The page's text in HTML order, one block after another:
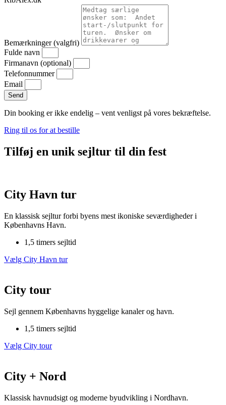
Bemærkninger (valgfri)
Fulde navn
Firmanavn (optional)
Telefonnummer
Email
Send
Din booking er ikke endelig – vent venligst på vores bekræftelse.
Ring til os for at bestille
Tilføj en unik sejltur til din fest
City Havn tur
En klassisk sejltur forbi byens mest ikoniske seværdigheder i
Københavns Havn.
1,5 timers sejltid
Vælg City​ Havn tur
City tour
Sejl gennem Københavns hyggelige kanaler og havn.
1,5 timers sejltid
Vælg City tour​
City + Nord
Klassisk havnudsigt og moderne byudvikling i Nordhavn.